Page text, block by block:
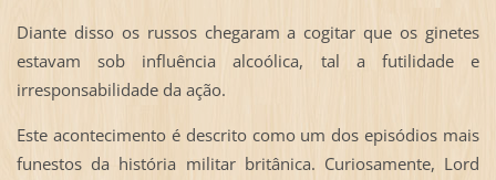
Diante disso os russos chegaram a cogitar que os ginetes
estavam sob influência alcoólica, tal a futilidade e
irresponsabilidade da ação.
Este acontecimento é descrito como um dos episódios mais
funestos da história militar britânica. Curiosamente, Lord